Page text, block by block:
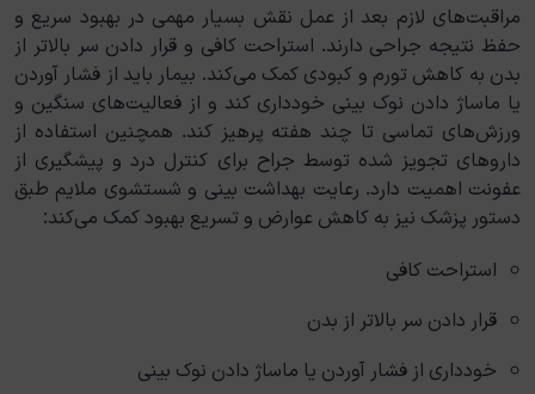
مراقبت‌های لازم بعد از عمل نقش بسیار مهمی در بهبود سریع و
حفظ نتیجه جراحی دارند. استراحت کافی و قرار دادن سر بالاتر از
بدن به کاهش تورم و کبودی کمک می‌کند. بیمار باید از فشار آوردن
یا ماساژ دادن نوک بینی خودداری کند و از فعالیت‌های سنگین و
ورزش‌های تماسی تا چند هفته پرهیز کند. همچنین استفاده از
داروهای تجویز شده توسط جراح برای کنترل درد و پیشگیری از
عفونت اهمیت دارد. رعایت بهداشت بینی و شستشوی ملایم طبق
دستور پزشک نیز به کاهش عوارض و تسریع بهبود کمک می‌کند:
استراحت کافی
قرار دادن سر بالاتر از بدن
خودداری از فشار آوردن یا ماساژ دادن نوک بینی